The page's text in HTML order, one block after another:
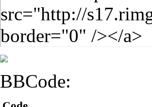
src="http://
border="0" /></a>
BBCode: